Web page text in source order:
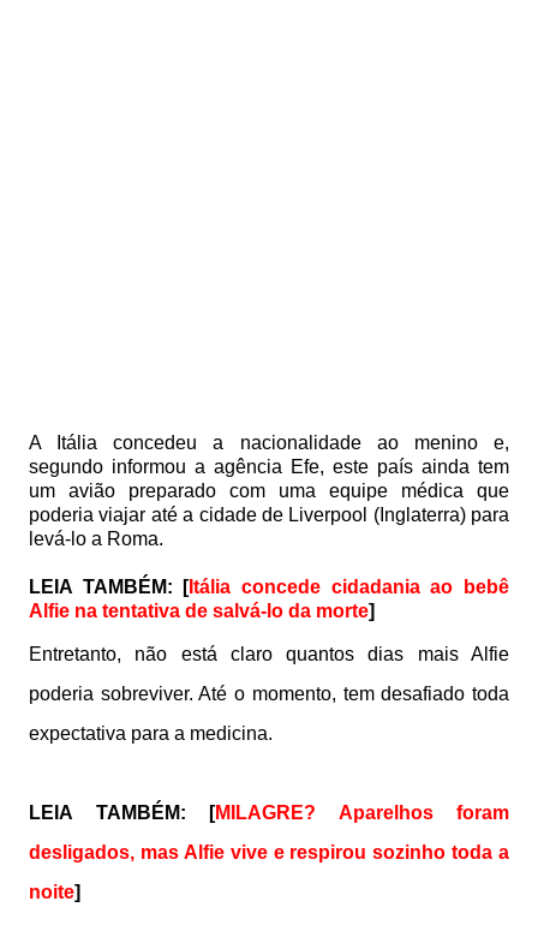
A Itália concedeu a nacionalidade ao menino e,
segundo informou a agência Efe, este país ainda tem
um avião preparado com uma equipe médica que
poderia viajar até a cidade de Liverpool (Inglaterra) para
levá-lo a Roma.
LEIA TAMBÉM: [Itália concede cidadania ao bebê
Alfie na tentativa de salvá-lo da morte]
Entretanto, não está claro quantos dias mais Alfie
poderia sobreviver. Até o momento, tem desafiado toda
expectativa para a medicina.
LEIA TAMBÉM: [MILAGRE? Aparelhos foram
desligados, mas Alfie vive e respirou sozinho toda a
noite]